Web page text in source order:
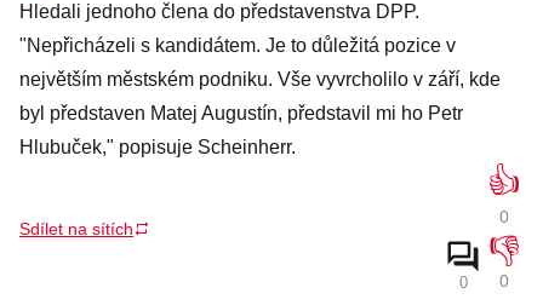
Hledali jednoho člena do představenstva DPP.
"Nepřicházeli s kandidátem. Je to důležitá pozice v
největším městském podniku. Vše vyvrcholilo v září, kde
byl představen Matej Augustín, představil mi ho Petr
Hlubuček," popisuje Scheinherr.
Sdílet na sítích
0
👍
0
👎
0